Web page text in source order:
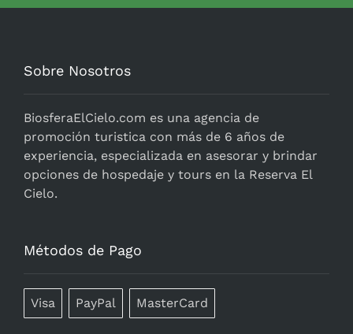
Sobre Nosotros
BiosferaElCielo.com es una agencia de
promoción turistica con más de 6 años de
experiencia, especializada en asesorar y brindar
opciones de hospedaje y tours en la Reserva El
Cielo.
Métodos de Pago
Visa PayPal MasterCard